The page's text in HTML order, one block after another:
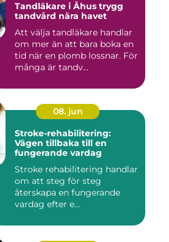
Tandläkare i Åhus trygg
tandvård nära havet
Att välja tandläkare handlar
om mer än att bara boka en
tid när en plomb lossnar. För
många är tandv...
08. jun
Stroke-rehabilitering:
Vägen tillbaka till en
fungerande vardag
Stroke rehabilitering handlar
om att steg för steg
återskapa en fungerande
vardag efter e...